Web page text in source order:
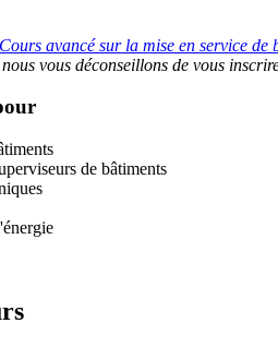
Cours avancé sur la mise en service de
vous déconseillons de vous
de bâtiments